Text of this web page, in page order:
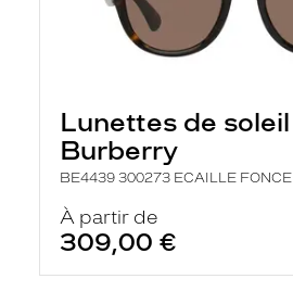
Lunettes de soleil
Burberry
BE4439 300273 ECAILLE FONCE
À partir de
309,00 €